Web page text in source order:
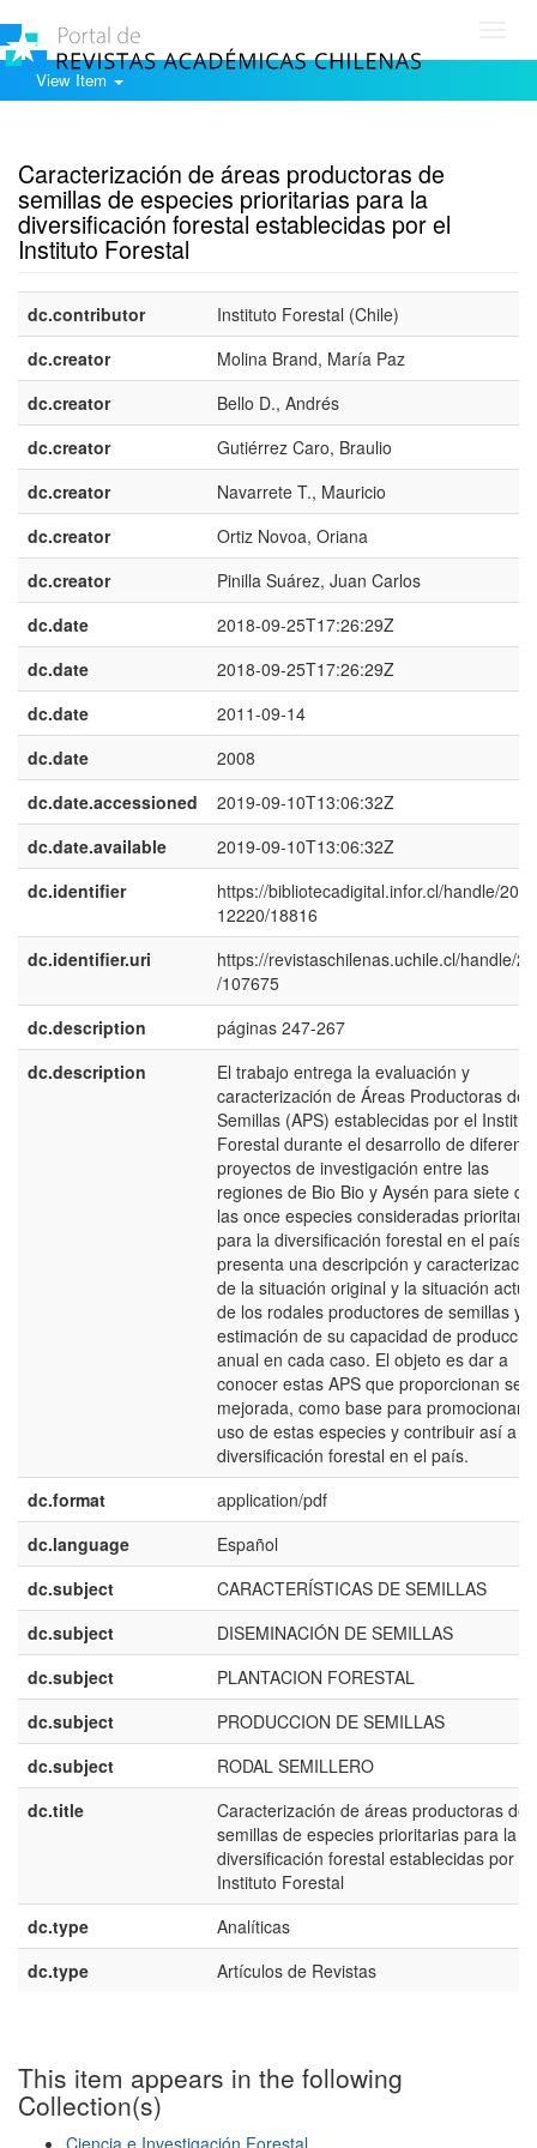
View Item
Caracterización de áreas productoras de
semillas de especies prioritarias para la
diversificación forestal establecidas por el
Instituto Forestal
dc.contributor
Instituto Forestal (Chile)
dc.creator
Molina Brand, María Paz
dc.creator
Bello D., Andrés
dc.creator
Gutiérrez Caro, Braulio
dc.creator
Navarrete T., Mauricio
dc.creator
Ortiz Novoa, Oriana
dc.creator
Pinilla Suárez, Juan Carlos
dc.date
2018-09-25T17:26:29Z
dc.date
2018-09-25T17:26:29Z
dc.date
2011-09-14
dc.date
2008
dc.date.accessioned
2019-09-10T13:06:32Z
dc.date.available
2019-09-10T13:06:32Z
dc.identifier
https://bibliotecadigital.infor.cl/handle/
12220/18816
dc.identifier.uri
https://revistaschilenas.uchile.cl/handle/
/107675
dc.description
páginas 247-267
dc.description
El trabajo entrega la evaluación y
caracterización de Áreas Productoras de
Semillas (APS) establecidas por el
Forestal durante el desarrollo de
proyectos de investigación entre las
regiones de Bio Bio y Aysén para siete de
las once especies consideradas
para la diversificación forestal en el país.
presenta una descripción y
de la situación original y la situación
de los rodales productores de semillas y
estimación de su capacidad de
anual en cada caso. El objeto es dar a
conocer estas APS que proporcionan
mejorada, como base para promocionar
uso de estas especies y contribuir así a la
diversificación forestal en el país.
dc.format
application/pdf
dc.language
Español
dc.subject
CARACTERÍSTICAS DE SEMILLAS
dc.subject
DISEMINACIÓN DE SEMILLAS
dc.subject
PLANTACION FORESTAL
dc.subject
PRODUCCION DE SEMILLAS
dc.subject
RODAL SEMILLERO
dc.title
Caracterización de áreas productoras de
semillas de especies prioritarias para la
diversificación forestal establecidas por el
Instituto Forestal
dc.type
Analíticas
dc.type
Artículos de Revistas
This item appears in the following
Collection(s)
Ciencia e Investigación Forestal